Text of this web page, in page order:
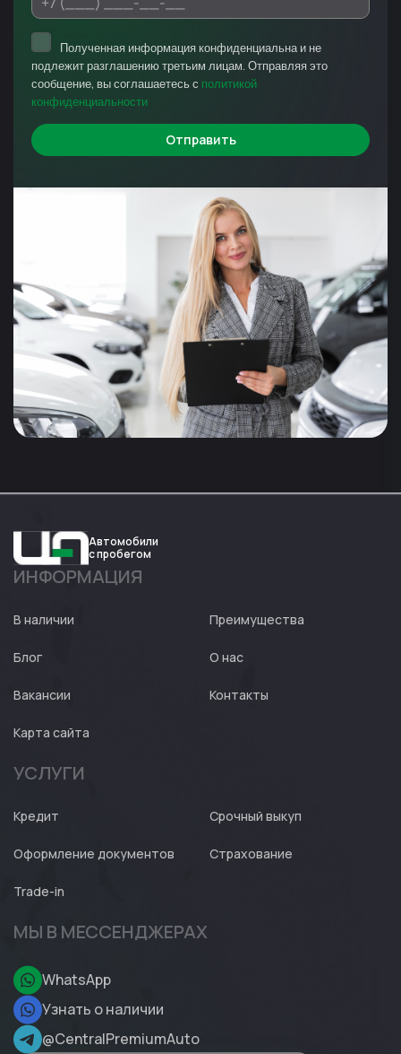
Отправить
Полученная информация конфиденциальна и не
подлежит разглашению третьим лицам. Отправляя это
сообщение, вы соглашаетесь с политикой
конфиденциальности
Авто
Автомобили
с пробегом
ИНФОРМАЦИЯ
В наличии Преимущества
Блог О нас
Вакансии Контакты
Карта сайта
УСЛУГИ
Кредит Срочный выкуп
Оформление документов Страхование
Trade-in
МЫ В МЕССЕНДЖЕРАХ
WhatsApp
Узнать о наличии
@CentralPremiumAuto